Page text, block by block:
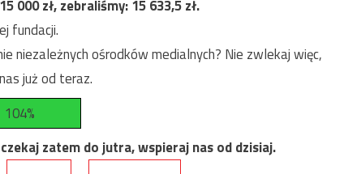
15 000zł, zebraliśmy:15 633,5zł.
fundacji.
ośrodków medialnych? Nie zwlekaj więc,
już od teraz.
104%
zatem do jutra, wspieraj nas od dzisiaj.